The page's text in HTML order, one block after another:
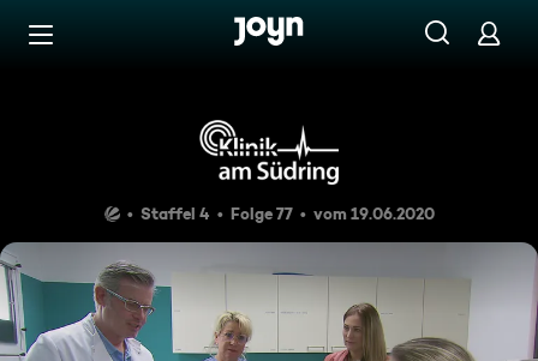
Zum Inhalt springen
Rosa Revolution
Staffel 4 Folge 77 vom 19.06.2020